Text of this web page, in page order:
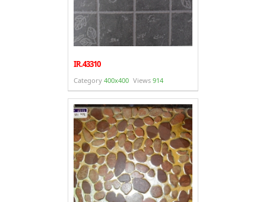
IR.43310
Category 400x400 Views 914